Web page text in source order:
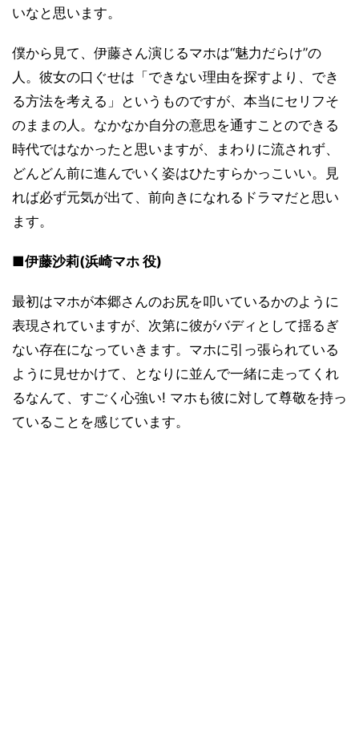
いなと思います。
僕から見て、伊藤さん演じるマホは“魅力だらけ”の
人。彼女の口ぐせは「できない理由を探すより、でき
る方法を考える」というものですが、本当にセリフそ
のままの人。なかなか自分の意思を通すことのできる
時代ではなかったと思いますが、まわりに流されず、
どんどん前に進んでいく姿はひたすらかっこいい。見
れば必ず元気が出て、前向きになれるドラマだと思い
ます。
■伊藤沙莉(浜崎マホ 役)
最初はマホが本郷さんのお尻を叩いているかのように
表現されていますが、次第に彼がバディとして揺るぎ
ない存在になっていきます。マホに引っ張られている
ように見せかけて、となりに並んで一緒に走ってくれ
るなんて、すごく心強い! マホも彼に対して尊敬を持っ
ていることを感じています。